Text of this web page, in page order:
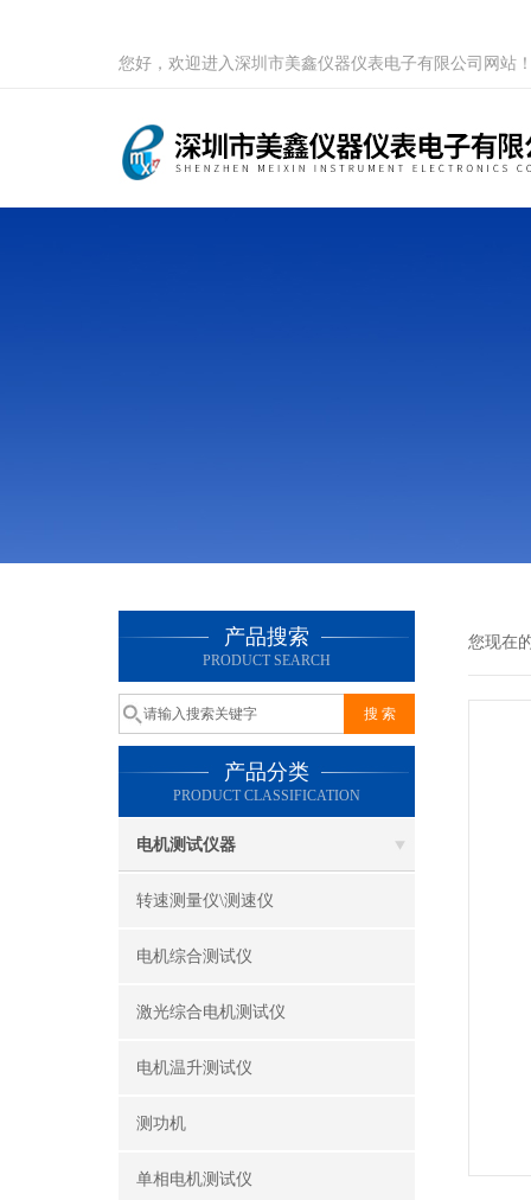
您好，欢迎进入深圳市美鑫仪器仪表电子有限公司网站
产品搜索
PRODUCT SEARCH
产品分类
PRODUCT CLASSIFICATION
电机测试仪器
转速测量仪\测速仪
电机综合测试仪
激光综合电机测试仪
电机温升测试仪
测功机
单相电机测试仪
您现在